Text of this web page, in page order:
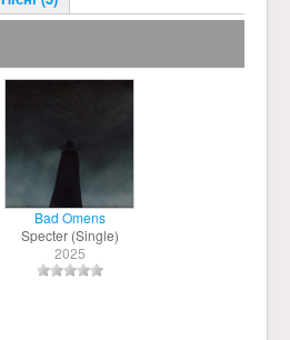
Bad Omens
Specter (Single)
2025